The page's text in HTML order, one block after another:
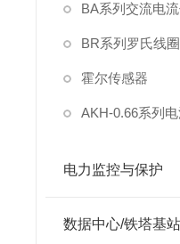
BA系列交流电
BR系列罗氏线
霍尔传感器
AKH-0.66系列
电力监控与保护
数据中心/铁塔基站